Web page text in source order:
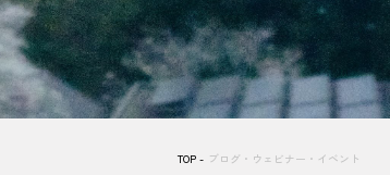
TOP ブログ・ウェビナー・イベント